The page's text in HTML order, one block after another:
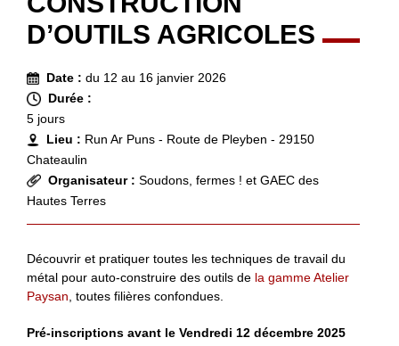
D’OUTILS AGRICOLES
Date : du 12 au 16 janvier 2026
Durée :
5 jours
Lieu : Run Ar Puns - Route de Pleyben - 29150
Chateaulin
Organisateur : Soudons, fermes ! et GAEC des
Hautes Terres
Découvrir et pratiquer toutes les techniques de travail du
métal pour auto-construire des outils de la gamme Atelier
Paysan , toutes filières confondues.
Pré-inscriptions avant le Vendredi 12 décembre 2025